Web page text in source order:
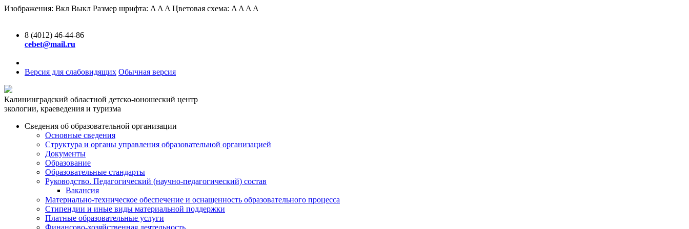
Изображения: Вкл Выкл Размер шрифта: A A A Цветовая схема: A A A A
8 (4012) 46-44-86
cebet@mail.ru
Версия для слабовидящих Обычная версия
Калининградский областной детско-юношеский центр
экологии, краеведения и туризма
Сведения об образовательной организации
Основные сведения
Структура и органы управления образовательной организацией
Документы
Образование
Образовательные стандарты
Руководство. Педагогический (научно-педагогический) состав
Вакансия
Материально-техническое обеспечение и оснащенность образовательного процесса
Стипендии и иные виды материальной поддержки
Платные образовательные услуги
Финансово-хозяйственная деятельность